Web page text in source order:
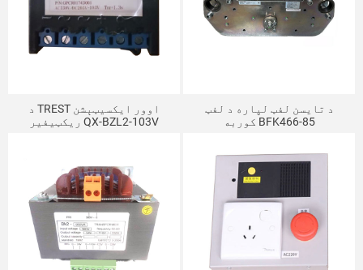
د TREST اوور ایکسیټېشن
ریکټیفیر QX-BZL2-103V
د تایسن لفټ لپاره د لفټ
کوربه BFK466-85